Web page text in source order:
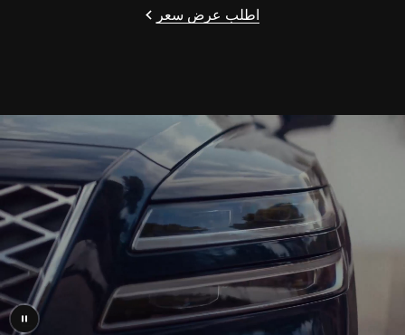
اطلب عرض سعر
إيقاف
الفيديو